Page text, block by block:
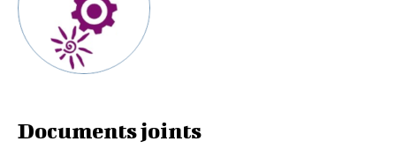
Documents joints